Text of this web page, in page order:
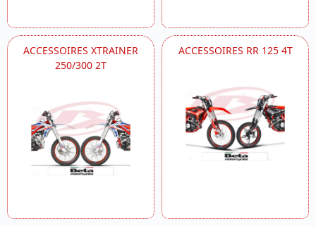
ACCESSOIRES XTRAINER
250/300 2T
ACCESSOIRES RR 125 4T